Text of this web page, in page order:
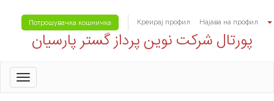
Најава на профил
Креирај профил
Потрошувачка кошничка
پورتال شرکت نوین پرداز گستر پارسیان